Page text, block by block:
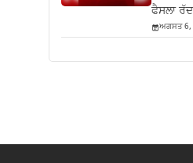
ਫੈਸਲਾ ਰੱਦ
ਅਗਸਤ 6,